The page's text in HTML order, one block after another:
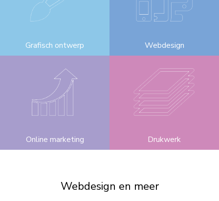
Grafisch ontwerp Webdesign
Online marketing Drukwerk
Webdesign en meer